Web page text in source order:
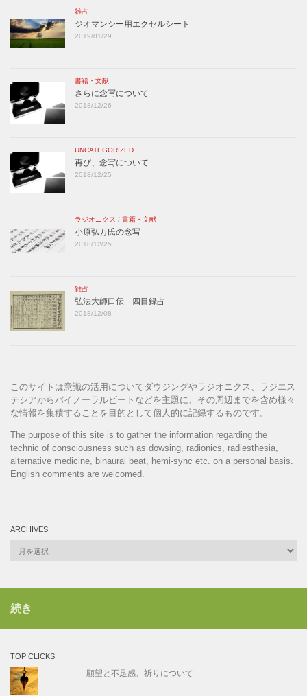
雑占
ジオマンシー用エクセルシート
2019/01/29
書籍・文献
さらに念写について
2018/12/26
UNCATEGORIZED
再び、念写について
2018/12/25
ラジオニクス / 書籍・文献
小原弘万氏の念写
2018/12/25
雑占
弘法大師口伝 四目録占
2018/12/08
このサイトは意識の活用についてダウジングやラジオニクス、ラジエス
テシアからバイノーラルビートなどを主題に、その周辺までを含め様々
な情報を集積することを目的として個人的に記録するものです。
The purpose of this site is to gather the information regarding the
technic of consciousness such as dowsing, radionics, radiesthesia,
alternative medicine, binaural beat, hemi-sync etc. on a personal basis.
English comments are welcomed.
ARCHIVES
Archives
続き
TOP CLICKS
願望と不足感、祈りについて